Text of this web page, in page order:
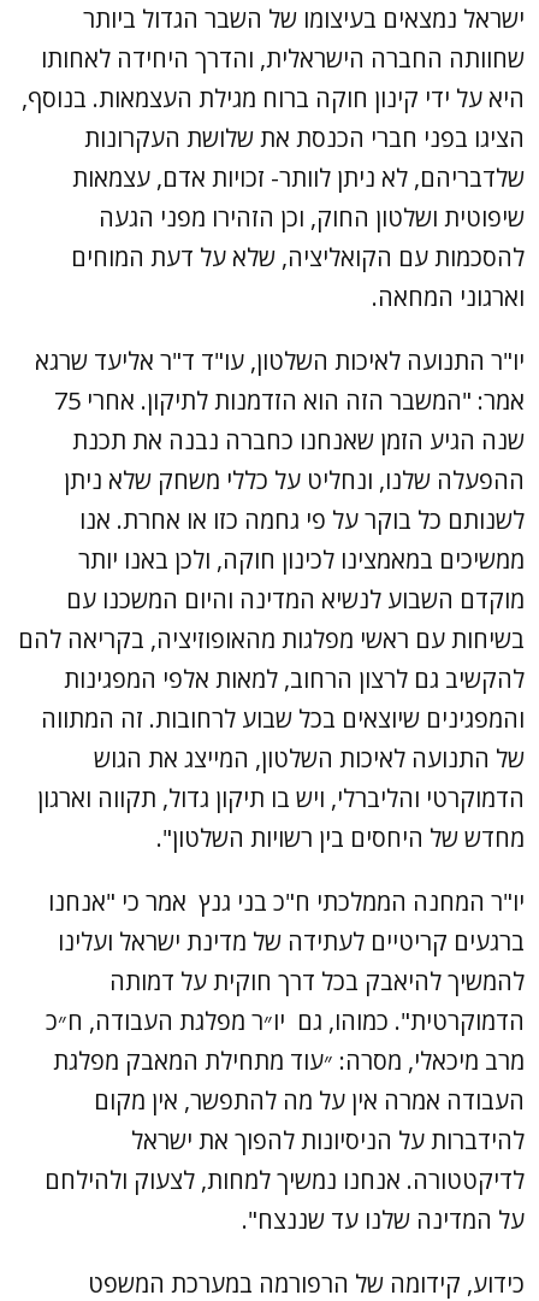
ישראל נמצאים בעיצומו של השבר הגדול ביותר
שחוותה החברה הישראלית, והדרך היחידה לאחותו
היא על ידי קינון חוקה ברוח מגילת העצמאות. בנוסף,
הציגו בפני חברי הכנסת את שלושת העקרונות
שלדבריהם, לא ניתן לוותר- זכויות אדם, עצמאות
שיפוטית ושלטון החוק, וכן הזהירו מפני הגעה
להסכמות עם הקואליציה, שלא על דעת המוחים
וארגוני המחאה.
יו"ר התנועה לאיכות השלטון, עו"ד ד"ר אליעד שרגא
אמר: "המשבר הזה הוא הזדמנות לתיקון. אחרי 75
שנה הגיע הזמן שאנחנו כחברה נבנה את תכנת
ההפעלה שלנו, ונחליט על כללי משחק שלא ניתן
לשנותם כל בוקר על פי גחמה כזו או אחרת. אנו
ממשיכים במאמצינו לכינון חוקה, ולכן באנו יותר
מוקדם השבוע לנשיא המדינה והיום המשכנו עם
בשיחות עם ראשי מפלגות מהאופוזיציה, בקריאה להם
להקשיב גם לרצון הרחוב, למאות אלפי המפגינות
והמפגינים שיוצאים בכל שבוע לרחובות. זה המתווה
של התנועה לאיכות השלטון, המייצג את הגוש
הדמוקרטי והליברלי, ויש בו תיקון גדול, תקווה וארגון
מחדש של היחסים בין רשויות השלטון".
יו"ר המחנה הממלכתי ח"כ בני גנץ אמר כי "אנחנו
ברגעים קריטיים לעתידה של מדינת ישראל ועלינו
להמשיך להיאבק בכל דרך חוקית על דמותה
הדמוקרטית". כמוהו, גם יו״ר מפלגת העבודה, ח״כ
מרב מיכאלי, מסרה: ״עוד מתחילת המאבק מפלגת
העבודה אמרה אין על מה להתפשר, אין מקום
להידברות על הניסיונות להפוך את ישראל
לדיקטטורה. אנחנו נמשיך למחות, לצעוק ולהילחם
על המדינה שלנו עד שננצח".
כידוע, קידומה של הרפורמה במערכת המשפט